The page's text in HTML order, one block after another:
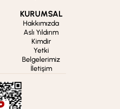
KURUMSAL
Hakkımızda
Aslı Yıldırım
Kimdir
Yetki
Belgelerimiz
İletişim